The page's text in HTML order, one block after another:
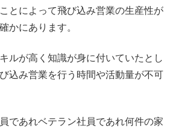
とによって飛び込み営業の生産性が
かにあります。
ルが高く知識が身に付いていたとし
込み営業を行う時間や活動量が不可
であれベテラン社員であれ何件の家